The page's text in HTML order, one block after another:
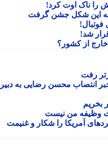
شد!
از کشور؟
محسن رضایی به دبیری
وظیفه من نیست
آمریکا را شکار و غنیمت